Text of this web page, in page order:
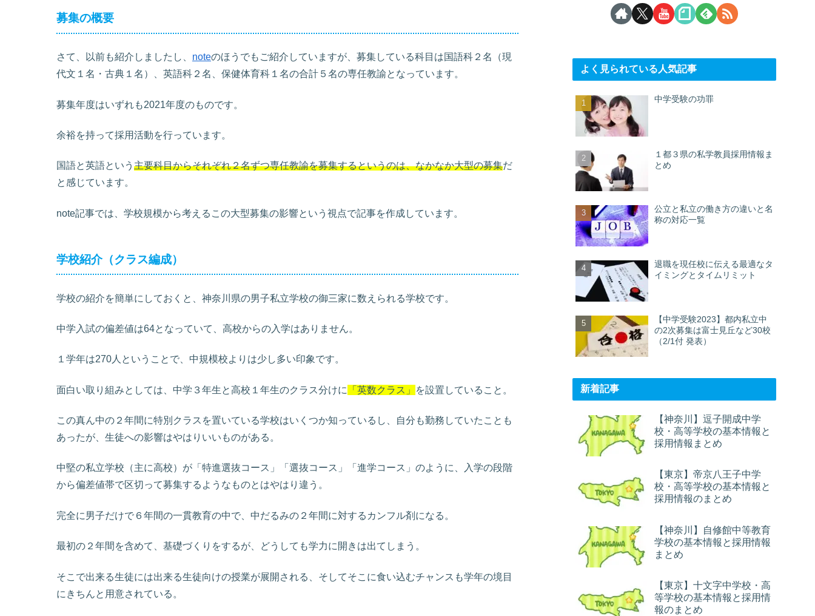
募集の概要
さて、以前も紹介しましたし、 noteのほうでもご紹介していますが、募集している科目は国語科２名（現
代文１名・古典１名）、英語科２名、保健体育科１名の合計５名の専任教諭となっています。
募集年度はいずれも2021年度のものです。
余裕を持って採用活動を行っています。
国語と英語という 主要科目からそれぞれ２名ずつ専任教諭を募集するというのは、なかなか大型の募集だ
と感じています。
note記事では、学校規模から考えるこの大型募集の影響という視点で記事を作成しています。
学校紹介（クラス編成）
学校の紹介を簡単にしておくと、神奈川県の男子私立学校の御三家に数えられる学校です。
中学入試の偏差値は64となっていて、高校からの入学はありません。
１学年は270人ということで、中規模校よりは少し多い印象です。
面白い取り組みとしては、中学３年生と高校１年生のクラス分けに 「英数クラス」 を設置していること。
この真ん中の２年間に特別クラスを置いている学校はいくつか知っているし、自分も勤務していたことも
あったが、生徒への影響はやはりいいものがある。
中堅の私立学校（主に高校）が「特進選抜コース」「選抜コース」「進学コース」のように、入学の段階
から偏差値帯で区切って募集するようなものとはやはり違う。
完全に男子だけで６年間の一貫教育の中で、中だるみの２年間に対するカンフル剤になる。
最初の２年間を含めて、基礎づくりをするが、どうしても学力に開きは出てしまう。
そこで出来る生徒には出来る生徒向けの授業が展開される、そしてそこに食い込むチャンスも学年の境目
にきちんと用意されている。
よく見られている人気記事
中学受験の功罪
１都３県の私学教員採用情報ま
とめ
公立と私立の働き方の違いと名
称の対応一覧
退職を現任校に伝える最適なタ
イミングとタイムリミット
【中学受験2023】都内私立中
の2次募集は富士見丘など30校
（2/1付 発表）
新着記事
【神奈川】逗子開成中学
校・高等学校の基本情報と
採用情報まとめ
【東京】帝京八王子中学
校・高等学校の基本情報と
採用情報のまとめ
【神奈川】自修館中等教育
学校の基本情報と採用情報
まとめ
【東京】十文字中学校・高
等学校の基本情報と採用情
報のまとめ